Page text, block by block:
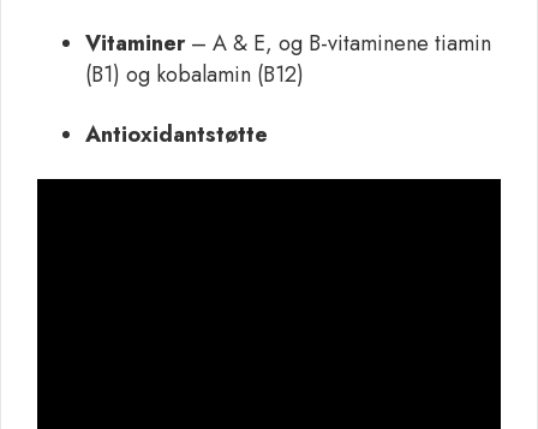
Vitaminer– A & E, og B-vitaminene tiamin
(B1) og kobalamin (B12)
Antioxidantstøtte